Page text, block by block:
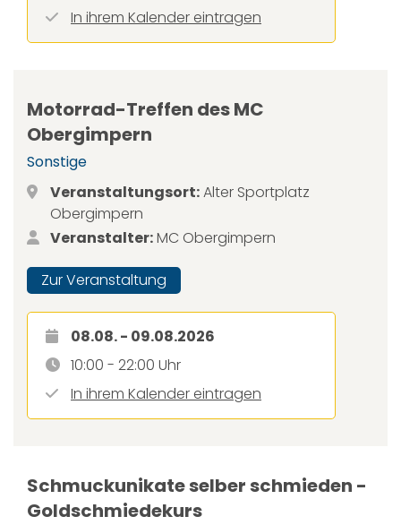
In ihrem Kalender eintragen
Motorrad-Treffen des MC
Obergimpern
Sonstige
Veranstaltungsort:Alter Sportplatz
Obergimpern
Veranstalter:MC Obergimpern
Zur Veranstaltung
08.08. - 09.08.2026
10:00 - 22:00 Uhr
In ihrem Kalender eintragen
Schmuckunikate selber schmieden -
Goldschmiedekurs